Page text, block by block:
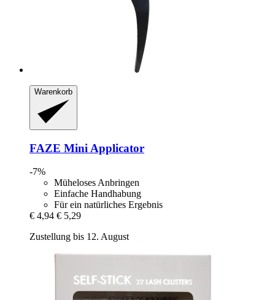
Warenkorb
FAZE Mini Applicator
-7%
Müheloses Anbringen
Einfache Handhabung
Für ein natürliches Ergebnis
€ 4,94 € 5,29
Zustellung bis 12. August